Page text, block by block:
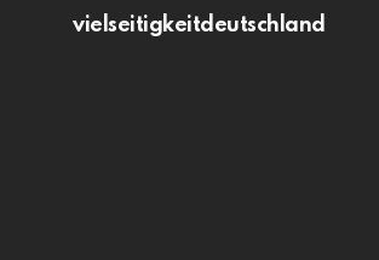
vielseitigkeitdeutschland